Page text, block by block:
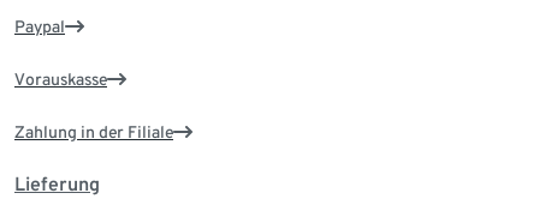
Paypal
Vorauskasse
Zahlung in der Filiale
Lieferung